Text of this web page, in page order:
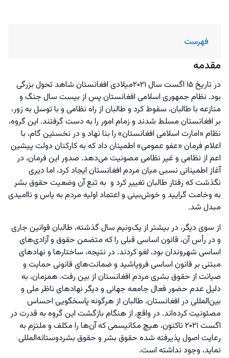
فهرست
مقدمه
در تاریخ ۱۵ اگست سال ۲۰۲۱میلادی افغانستان شاهد تحول بزرگی
بود. نظام جمهوری اسلامی افغانستان پس از بیست سال جنگ و
منازعه با طالبان، سقوط کرد و طالبان از راه نظامی و با توسل به زور،
بر افغانستان مسلط شدند و زمام امور را به دست گرفتند. این گروه،
نظام «امارت اسلامی افغانستان» را بنا نهاد و در نخستین گام، با
اعلام فرمان «عفو عمومی» اطمینان داد که به کارکنان دولت پیشین
اعم از نظامی و غیر نظامی مصونیت می‌دهد. صدور این فرمان، در
آغاز اطمینانی نسبی میان مردم افغانستان ایجاد کرد، اما دیری
نگذشت که رفتار طالبان تغییر کرد و به تبع آن وضعیت حقوق بشر
به وخامت گرایید و خوش‌بینی و اعتماد اولیه مردم به یاس و ناامیدی
مبدل شد.
از سوی دیگر، در بیشتر از یک‌ونیم سال گذشته، طالبان قوانین جاری
و در رأس آن، قانون اساسی قبلی را که متضمن حقوق و آزادی‌های
اساسی شهروندان بود، لغو کردند. در نتیجه، ساختارها و نهادهای
مبتنی بر قانون اساسی فروپاشید و ضمانت‌های قانونی حمایت و
صیانت از حقوق بشری مردم افغانستان از بین رفت. همزمان، به
دلیل عدم حضور فعال جامعه جهانی و دیگر نهادهای ناظر ملی و
بین‌المللی در افغانستان، طالبان از هرگونه پاسخگویی احساس
مصئونیت کرده‌اند. در واقع، از هنگام بازگشت این گروه به قدرت در
اگست ۲۰۲۱ تاکنون، هیچ مکانیسمی که آن‌ها را مکلف و ملتزم به
رعایت اصول پذیرفته شده حقوق بشر و حقوق بشردوستانه‌المللی
نماید، وجود نداشته است.